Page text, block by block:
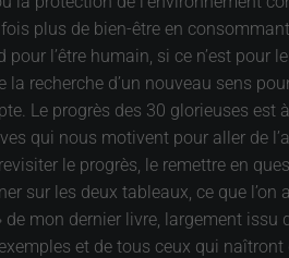
plus de bien-être en
l’être humain, si ce n’est
la recherche d’un nouveau sens
Le progrès des 30 glorieuses
qui nous motivent pour aller de
le progrès, le remettre en
sur les deux tableaux, ce que
de mon dernier livre, largement issu
et de tous ceux qui